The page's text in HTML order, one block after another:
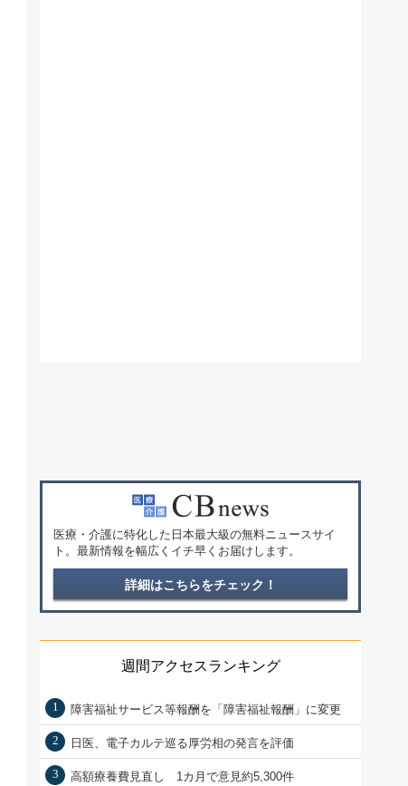
医療・介護に特化した日本最大級の無料ニュースサイ
ト。最新情報を幅広くイチ早くお届けします。
詳細はこちらをチェック！
週間アクセスランキング
1 障害福祉サービス等報酬を「障害福祉報酬」に変更
2 日医、電子カルテ巡る厚労相の発言を評価
3 高額療養費見直し 1カ月で意見約5,300件